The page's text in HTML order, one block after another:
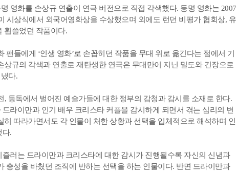
영화를 손상규 연출이 연극 버전으로 직접 각색했다. 동명 영화는 2007
시상식에서 외국어영화상을 수상했으며 외에도 런던 비평가 협회상, 유
휩쓸었던 작품이다.
팬들에게 ‘인생 영화’로 손꼽히던 작품을 무대 위로 옮긴다는 점에서 기
규의 각색과 연출로 재탄생한 연극은 무대만이 지닌 밀도와 긴장으로
다.
, 동독에서 벌어진 예술가들에 대한 정부의 감청과 감시를 소재로 한다.
라이만과 인기 배우 크리스타 커플을 감시하게 되면서 겪는 심리의 변
히 따라가면서도 각 인물이 처한 상황과 선택을 입체적으로 해석하며 인
다.
러는 드라이만과 크리스타에 대한 감시가 진행될수록 자신의 신념과
충성을 바쳤던 조직에 반하는 선택을 하는 인물이다. 반면 드라이만과